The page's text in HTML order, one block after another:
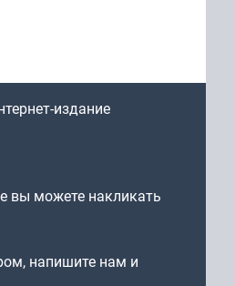
издание
вы можете накликать
напишите нам и